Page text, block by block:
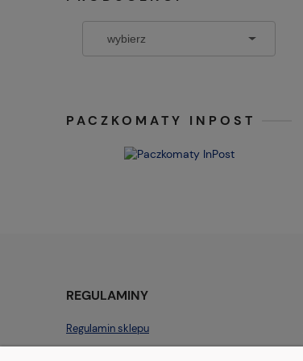
PACZKOMATY INPOST
REGULAMINY
Regulamin sklepu